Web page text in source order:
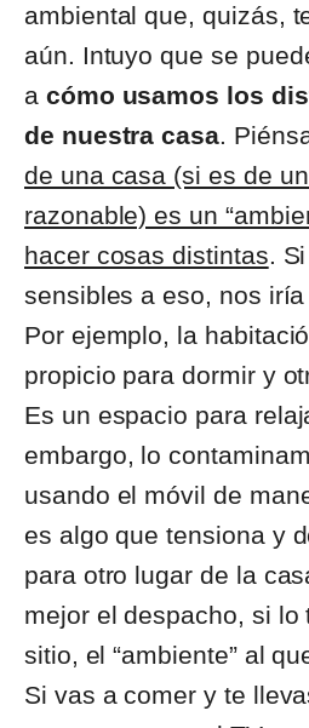
ambiental que, quizás,
aún. Intuyo que se
a cómo usamos los
de nuestra casa.
de una casa (si es de
razonable) es un
hacer cosas distintas.
sensibles a eso, nos
Por ejemplo, la
propicio para dormir y
Es un espacio para
embargo, lo
usando el móvil de
es algo que tensiona y
para otro lugar de la
mejor el despacho, si lo
sitio, el “ambiente” al
Si vas a comer y te